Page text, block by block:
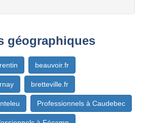
géographiques
beauvoir.fr
bretteville.fr
Professionnels à Caudebec